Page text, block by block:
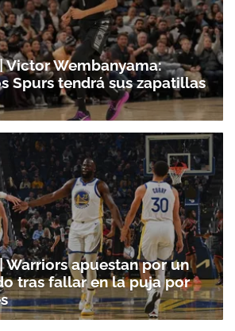
Victor Wembanyama:
Spurs tendrá sus zapatillas
Warriors apuestan por un
tras fallar en la puja por